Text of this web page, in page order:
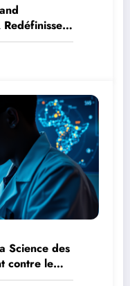
Science des
contre le